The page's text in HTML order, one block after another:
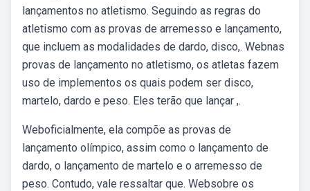
lançamentos no atletismo. Seguindo as regras do
atletismo com as provas de arremesso e lançamento,
que incluem as modalidades de dardo, disco,. Webnas
provas de lançamento no atletismo, os atletas fazem
uso de implementos os quais podem ser disco,
martelo, dardo e peso. Eles terão que lançar ,.
Weboficialmente, ela compõe as provas de
lançamento olímpico, assim como o lançamento de
dardo, o lançamento de martelo e o arremesso de
peso. Contudo, vale ressaltar que. Websobre os